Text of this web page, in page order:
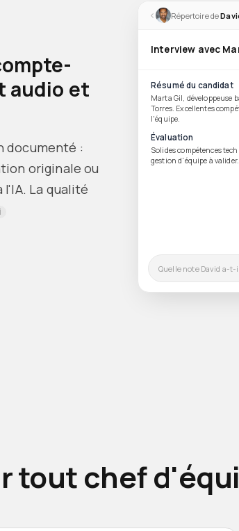
audio et
documenté :
originale ou
La qualité
i
‹ Répertoire de
Interview avec
Résumé du candidat
Marta Gil, développeuse
Torres. Excellentes
l'équipe.
Évaluation
Solides compétences
gestion d'équipe à
David lui attribue la note
perfectibles au niveau
¿Qué val
tout chef